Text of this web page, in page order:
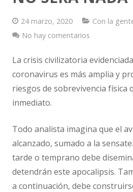
Vestimenta
24 marzo, 2020 Con la
No hay comentarios
La crisis civilizatoria
coronavirus es más amplia y
riesgos de sobrevivencia física
inmediato.
Todo analista imagina que el
alcanzado, sumado a la
tarde o temprano debe
detendrán este apocalipsis.
a continuación, debe